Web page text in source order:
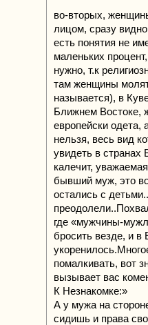
во-вторых,
лицом, сразу
есть понятия не
маленьких
нужно, т.к
там женщины
называется), в
Ближнем Востоке,
европейски одета,
нельзя, весь вид
увидеть в странах
калечит,
бывший муж, это
остались с
где «мужчины-
бросить везде, и в
помалкивать, вот
вызывает вас
К Незнакомке:»
А у мужа на
сидишь и права